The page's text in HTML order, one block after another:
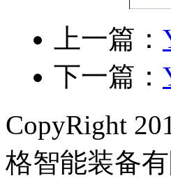
上一篇：
下一篇：
CopyRight
格智能装备